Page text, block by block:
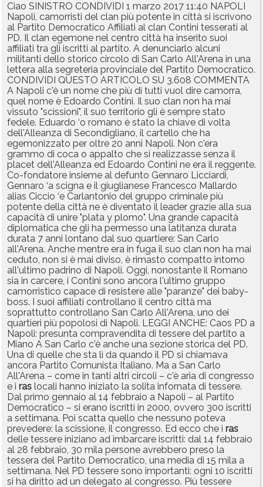
Ciao SINISTRO CONDIVIDI 1 marzo 2017 11:40 NAPOLI
Napoli, camorristi del clan più potente in città si iscrivono
al Partito Democratico Affiliati al clan Contini tesserati al
PD. Il clan egemone nel centro città ha inserito suoi
affiliati tra gli iscritti al partito. A denunciarlo alcuni
militanti dello storico circolo di San Carlo All'Arena in una
lettera alla segreteria provinciale del Partito Democratico.
CONDIVIDI QUESTO ARTICOLO SU 3.608 COMMENTA
A Napoli c'è un nome che più di tutti vuol dire camorra,
quel nome è Edoardo Contini. Il suo clan non ha mai
vissuto "scissioni", il suo territorio gli è sempre stato
fedele. Eduardo ‘o romano è stato la chiave di volta
dell'Alleanza di Secondigliano, il cartello che ha
egemonizzato per oltre 20 anni Napoli. Non c'era
grammo di coca o appalto che si realizzasse senza il
placet dell'Alleanza ed Edoardo Contini ne era il reggente.
Co-fondatore insieme al defunto Gennaro Licciardi,
Gennaro ‘a scigna e il giuglianese Francesco Mallardo
alias Ciccio ‘e Carlantonio del gruppo criminale più
potente della città ne è diventato il leader grazie alla sua
capacità di unire "plata y plomo". Una grande capacità
diplomatica che gli ha permesso una latitanza durata
durata 7 anni lontano dal suo quartiere: San Carlo
all'Arena. Anche mentre era in fuga il suo clan non ha mai
ceduto, non si è mai diviso, è rimasto compatto intorno
all'ultimo padrino di Napoli. Oggi, nonostante il Romano
sia in carcere, i Contini sono ancora l'ultimo gruppo
camorristico capace di resistere alle "paranze" dei baby-
boss. I suoi affiliati controllano il centro città ma
soprattutto controllano San Carlo All'Arena, uno dei
quartieri più popolosi di Napoli. LEGGI ANCHE: Caos PD a
Napoli: presunta compravendita di tessere del partito a
Miano A San Carlo c'è anche una sezione storica del PD.
Una di quelle che sta lì da quando il PD si chiamava
ancora Partito Comunista Italiano. Ma a San Carlo
All'Arena – come in tanti altri circoli – c'è aria di congresso
e i ras locali hanno iniziato la solita infornata di tessere.
Dal primo gennaio al 14 febbraio a Napoli – al Partito
Democratico – si erano iscritti in 2000, ovvero 300 iscritti
a settimana. Poi scatta quello che nessuno poteva
prevedere: la scissione, il congresso. Ed ecco che i ras
delle tessere iniziano ad imbarcare iscritti: dal 14 febbraio
al 28 febbraio, 30 mila persone avrebbero preso la
tessera del Partito Democratico, una media di 15 mila a
settimana. Nel PD tessere sono importanti: ogni 10 iscritti
si ha diritto ad un delegato al congresso. Più tessere